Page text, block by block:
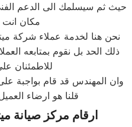
حيث ثم سيسلمك الى الدعم
مكان انت
نحن هنا لخدمة عملاء شركة
ذلك الحد بل نقوم بمتابعه
للاطمئنان
وان المهندس قد قام بواجبة
قلنا هو ارضاء
ارقام مركز صيانة